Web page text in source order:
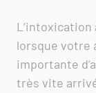
L’intoxication
lorsque votre
importante
très vite